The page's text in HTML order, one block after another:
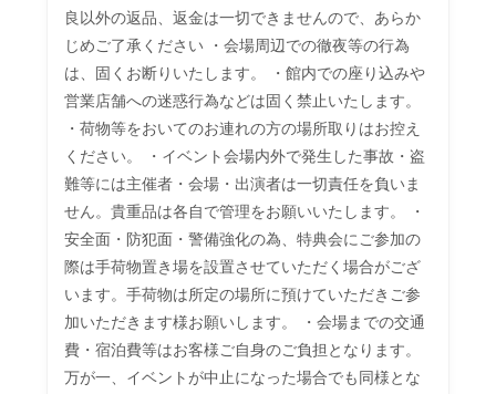
良以外の返品、返金は一切できませんので、あらか
じめご了承ください ・会場周辺での徹夜等の行為
は、固くお断りいたします。 ・館内での座り込みや
営業店舗への迷惑行為などは固く禁止いたします。
・荷物等をおいてのお連れの方の場所取りはお控え
ください。 ・イベント会場内外で発生した事故・盗
難等には主催者・会場・出演者は一切責任を負いま
せん。貴重品は各自で管理をお願いいたします。 ・
安全面・防犯面・警備強化の為、特典会にご参加の
際は手荷物置き場を設置させていただく場合がござ
います。手荷物は所定の場所に預けていただきご参
加いただきます様お願いします。 ・会場までの交通
費・宿泊費等はお客様ご自身のご負担となります。
万が一、イベントが中止になった場合でも同様とな